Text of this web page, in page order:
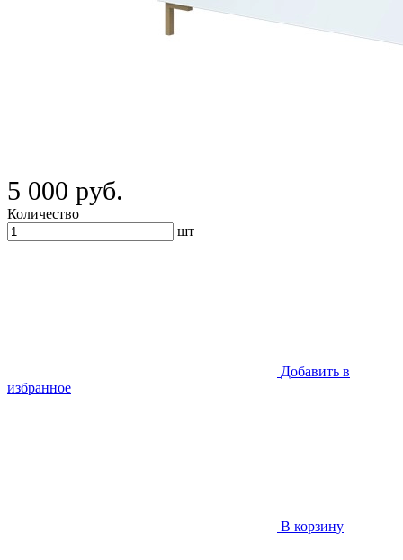
5 000 руб.
Количество
шт
Добавить в
избранное
В корзину